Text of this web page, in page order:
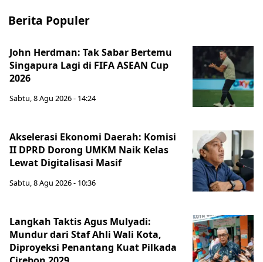
Berita Populer
John Herdman: Tak Sabar Bertemu
Singapura Lagi di FIFA ASEAN Cup
2026
Sabtu, 8 Agu 2026 - 14:24
Akselerasi Ekonomi Daerah: Komisi
II DPRD Dorong UMKM Naik Kelas
Lewat Digitalisasi Masif
Sabtu, 8 Agu 2026 - 10:36
Langkah Taktis Agus Mulyadi:
Mundur dari Staf Ahli Wali Kota,
Diproyeksi Penantang Kuat Pilkada